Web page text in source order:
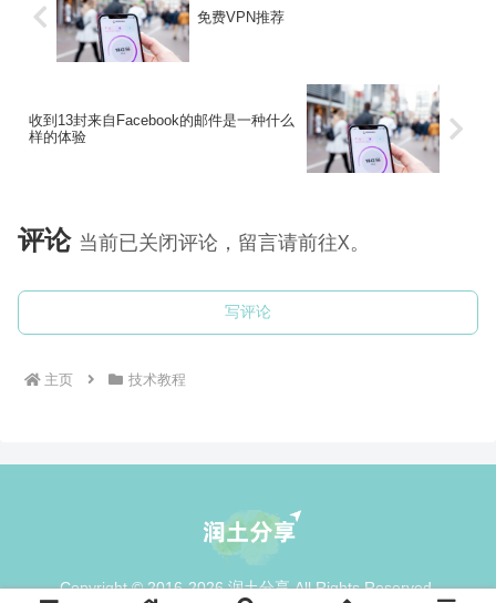
免费VPN推荐
收到13封来自Facebook的邮件是一种什么
样的体验
评论 当前已关闭评论，留言请前往X。
写评论
主页 技术教程
Copyright © 2016-2026 润土分享 All Rights Reserved.